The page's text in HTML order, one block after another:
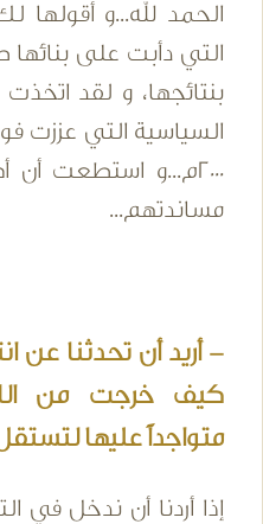
الحمد لله...و أقولها
التي دأبت على بنائها
بنتائجها، و لقد
السياسية التي عززت
2000م...و استطعت
مساندتهم...
كيف خرجت من
متواجداً عليها
إذا أردنا أن ندخل في